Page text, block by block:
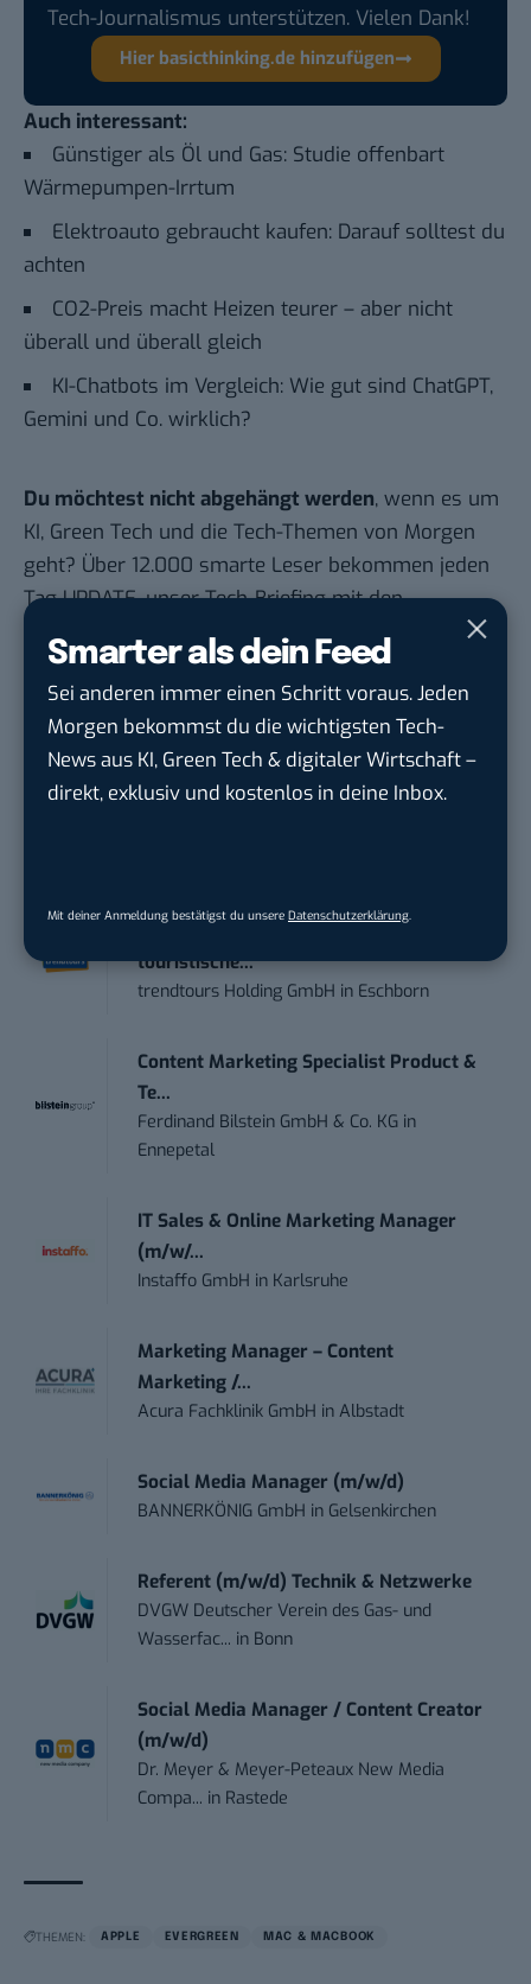
Smarter als dein Feed
Sei anderen immer einen Schritt voraus. Jeden
Morgen bekommst du die wichtigsten Tech-
News aus KI, Green Tech & digitaler Wirtschaft –
direkt, exklusiv und kostenlos in deine Inbox.
Mit deiner Anmeldung bestätigst du unsere Datenschutzerklärung.
Tech-Journalismus unterstützen. Vielen Dank!
Hier basicthinking.de hinzufügen
Auch interessant:
Günstiger als Öl und Gas: Studie offenbart
Wärmepumpen-Irrtum
Elektroauto gebraucht kaufen: Darauf solltest du
achten
CO2-Preis macht Heizen teurer – aber nicht
überall und überall gleich
KI-Chatbots im Vergleich: Wie gut sind ChatGPT,
Gemini und Co. wirklich?
Du möchtest nicht abgehängt werden, wenn es um
KI, Green Tech und die Tech-Themen von Morgen
geht? Über 12.000 smarte Leser bekommen jeden
Tag UPDATE, unser Tech-Briefing mit den
wichtigsten News des Tages – und sichern sich
damit ihren Vorsprung.Hier kannst du dich
kostenlos anmelden.
STELLENANZEIGEN
Anforderungs- und Projektmanager
touristische...
trendtours Holding GmbH in Eschborn
Content Marketing Specialist Product &
Te...
Ferdinand Bilstein GmbH & Co. KG in
Ennepetal
IT Sales & Online Marketing Manager
(m/w/...
Instaffo GmbH in Karlsruhe
Marketing Manager – Content
Marketing /...
Acura Fachklinik GmbH inAlbstadt
Social Media Manager (m/w/d)
BANNERKÖNIG GmbH in Gelsenkirchen
Referent (m/w/d) Technik & Netzwerke
DVGW Deutscher Verein des Gas- und
Wasserfac... in Bonn
Social Media Manager / Content Creator
(m/w/d)
Dr. Meyer & Meyer-Peteaux New Media
Compa... in Rastede
THEMEN: APPLE EVERGREEN MAC & MACBOOK